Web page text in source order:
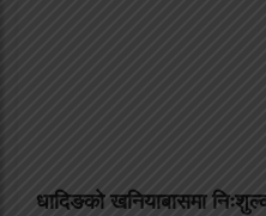
धादिङको खनियाबासमा